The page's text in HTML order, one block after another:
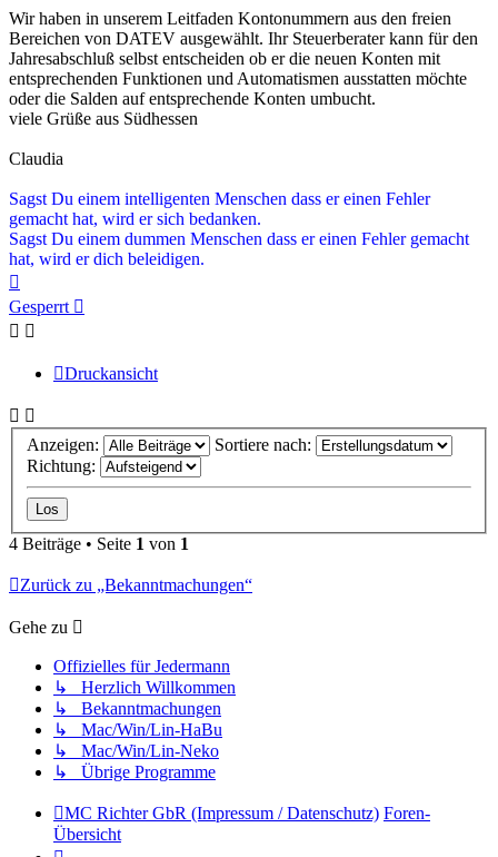
Wir haben in unserem Leitfaden Kontonummern aus den freien
Bereichen von DATEV ausgewählt. Ihr Steuerberater kann für den
Jahresabschluß selbst entscheiden ob er die neuen Konten mit
entsprechenden Funktionen und Automatismen ausstatten möchte
oder die Salden auf entsprechende Konten umbucht.
viele Grüße aus Südhessen
Claudia
Sagst Du einem intelligenten Menschen dass er einen Fehler
gemacht hat, wird er sich bedanken.
Sagst Du einem dummen Menschen dass er einen Fehler gemacht
hat, wird er dich beleidigen.
oben
Gesperrt
Druckansicht
Anzeigen:
Sortiere nach:
Richtung:
4 Beiträge • Seite 1 von 1
Zurück zu „Bekanntmachungen“
Gehe zu
Offizielles für Jedermann
↳ Herzlich Willkommen
↳ Bekanntmachungen
↳ Mac/Win/Lin-HaBu
↳ Mac/Win/Lin-Neko
↳ Übrige Programme
MC Richter GbR (Impressum / Datenschutz) Foren-
Übersicht